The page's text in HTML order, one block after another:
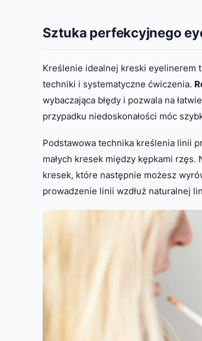
Sztuka perfekcyjnego
Kreślenie idealnej kreski eyelinerem
techniki i systematyczne ćwiczenia.
wybaczająca błędy i pozwala na
przypadku niedoskonałości móc
Podstawowa technika kreślenia linii
małych kresek między kępkami rzęs.
kresek, które następnie możesz
prowadzenie linii wzdłuż naturalnej